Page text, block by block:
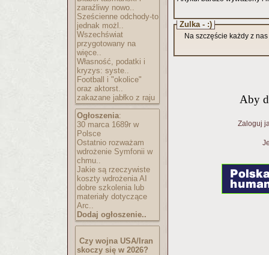
zaraźliwy nowo..
Sześcienne odchody-to
jednak możl..
Wszechświat
przygotowany na
więce..
Własność, podatki i
kryzys: syste..
Football i "okolice"
oraz aktorst..
zakazane jabłko z raju
Ogłoszenia:
30 marca 1689r w
Polsce
Ostatnio rozważam
wdrożenie Symfonii w
chmu..
Jakie są rzeczywiste
koszty wdrożenia AI
dobre szkolenia lub
materiały dotyczące
Arc..
Dodaj ogłoszenie..
Czy wojna USA/Iran
skoczy się w 2026?
Zulka - :)
Na szczęście każdy z
Aby
Zaloguj